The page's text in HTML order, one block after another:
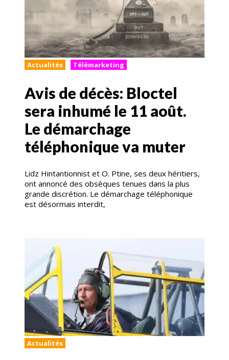
Actualités Télémarketing
Avis de décès: Bloctel
sera inhumé le 11 août.
Le démarchage
téléphonique va muter
Lidz Hintantionnist et O. Ptine, ses deux héritiers,
ont annoncé des obsèques tenues dans la plus
grande discrétion. Le démarchage téléphonique
est désormais interdit,
Actualités